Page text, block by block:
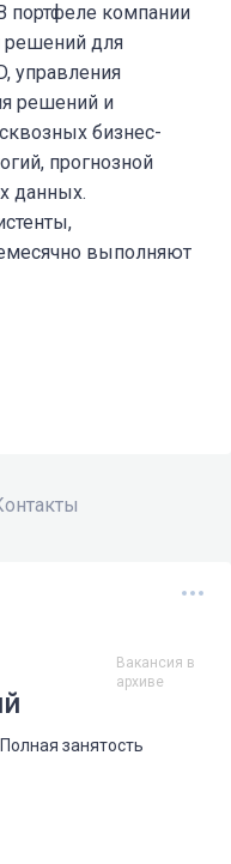
портфеле компании
решений для
управления
решений и
бизнес-
прогнозной
данных.
выполняют
Вакансия в
архиве
Полная занятость